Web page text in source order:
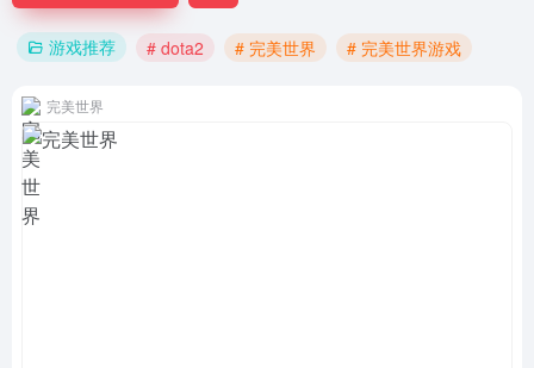
游戏推荐 # dota2 # 完美世界 # 完美世界游戏
完美世界